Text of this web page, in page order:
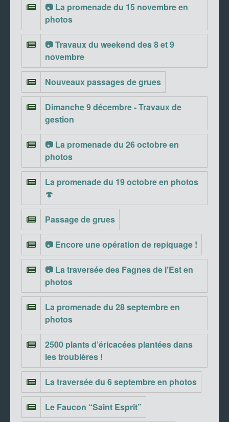
📷 La promenade du 15 novembre en
photos
📷 Travaux du weekend des 8 et 9
novembre
Nouveaux passages de grues
Dimanche 9 décembre - Travaux de
gestion
📷 La promenade du 26 octobre en
photos
La promenade du 19 octobre en photos
🍄
Passage de grues
📷 Encore une opération de repiquage !
📷 La traversée des Fagnes de l’Est en
photos
La promenade du 28 septembre en
photos
2500 plants d’éricacées plantées dans
les troubières !
La traversée du 6 septembre en photos
Le Faucon “Saint Esprit”